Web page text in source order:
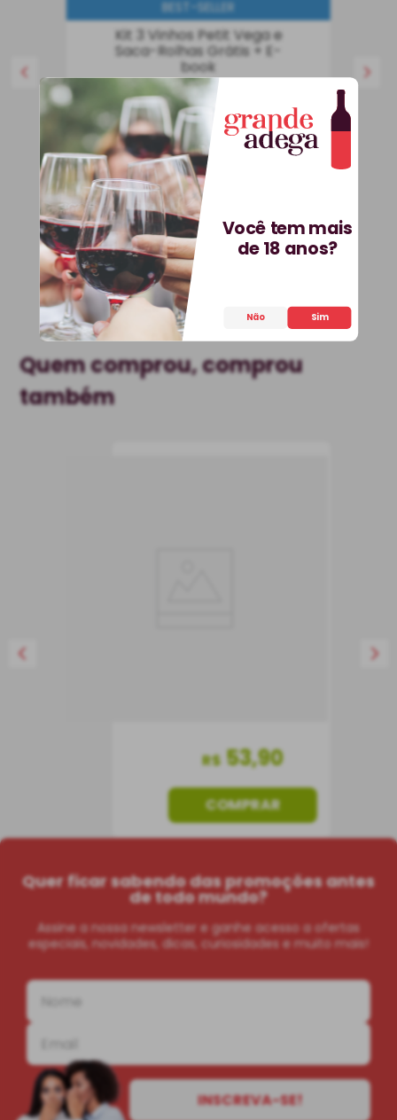
BEST-SELLER
Kit 3 Vinhos Petit Vega e
Saca-Rolhas Grátis + E-
book
Kit
R$536,70 25% OFF
R$ 399
COMPRAR
Quem comprou, comprou
também
R$ 53,90
COMPRAR
Quer ficar sabendo das promoções antes
de todo mundo?
Assine a nossa newsletter e ganhe acesso a ofertas
especiais, novidades, dicas, curiosidades e muito mais!
INSCREVA-SE!
Você tem mais
de 18 anos?
Não Sim